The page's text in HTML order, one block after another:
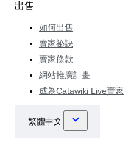
出售
如何出售
賣家祕訣
賣家條款
網站推廣計畫
成為Catawiki Live賣家